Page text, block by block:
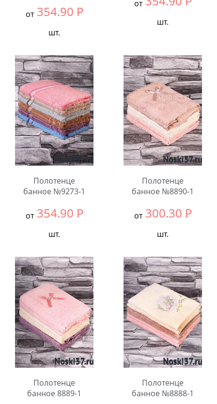
от 354.90 Р
шт.
В упаковке:
6
шт.
Количество:
от
шт.
В упаковке:
6
шт.
Количество:
Полотенце
банное №9273-1
от 354.90 Р
шт.
В упаковке:
6
шт.
Количество:
Полотенце
банное №8890-1
от 300.30 Р
шт.
В упаковке:
6
шт.
Количество:
Полотенце
банное 8889-1
Полотенце
банное №8888-1